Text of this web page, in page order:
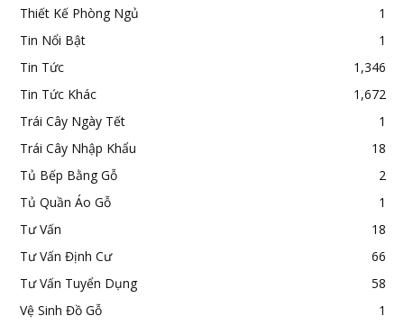
Thiết Kế Phòng Ngủ
1
Tin Nổi Bật
1
Tin Tức
1,346
Tin Tức Khác
1,672
Trái Cây Ngày Tết
1
Trái Cây Nhập Khẩu
18
Tủ Bếp Bằng Gỗ
2
Tủ Quần Áo Gỗ
1
Tư Vấn
18
Tư Vấn Định Cư
66
Tư Vấn Tuyển Dụng
58
Vệ Sinh Đồ Gỗ
1